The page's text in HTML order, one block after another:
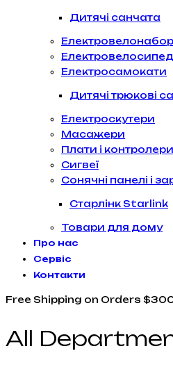
Дитячі санчата
Електросамокати
Дитячі трюкові
Електроскутери
Масажери
Плати і контролери
Сигвеї
Сонячні панелі і
Старлінк Starlink
Товари для дому
Про нас
Сервіс
Контакти
Free Shipping on Orders
All